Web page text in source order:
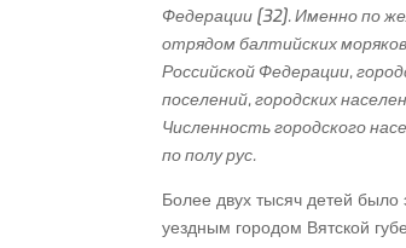
Федерации [32]. Именно по
отрядом балтийских
Российской Федерации,
поселений, городских
Численность городского
по полу рус.
Более двух тысяч детей было
уездным городом Вятской